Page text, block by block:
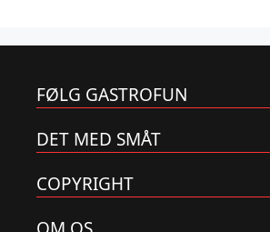
FØLG GASTROFUN
DET MED SMÅT
COPYRIGHT